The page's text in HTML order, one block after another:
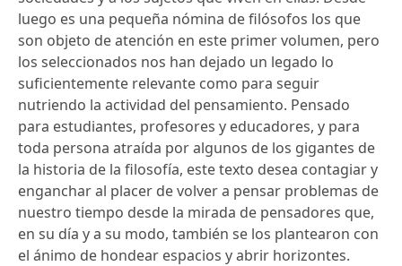
luego es una pequeña nómina de filósofos los que
son objeto de atención en este primer volumen, pero
los seleccionados nos han dejado un legado lo
suficientemente relevante como para seguir
nutriendo la actividad del pensamiento. Pensado
para estudiantes, profesores y educadores, y para
toda persona atraída por algunos de los gigantes de
la historia de la filosofía, este texto desea contagiar y
enganchar al placer de volver a pensar problemas de
nuestro tiempo desde la mirada de pensadores que,
en su día y a su modo, también se los plantearon con
el ánimo de hondear espacios y abrir horizontes.